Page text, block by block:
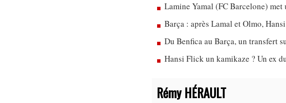
Lamine Yamal (FC Barcelone)
Barça : après Lamal et Olmo,
Du Benfica au Barça, un transfert
Hansi Flick un kamikaze ? Un ex
Rémy HÉRAULT